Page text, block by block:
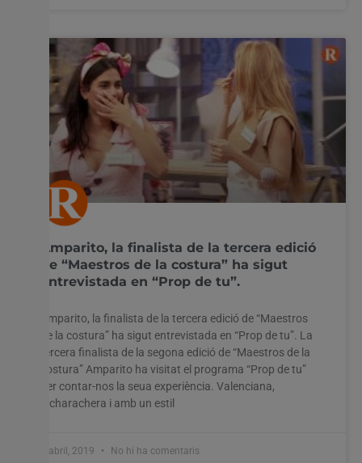
Amparito, la finalista de la tercera edició
de “Maestros de la costura” ha sigut
entrevistada en “Prop de tu”.
Amparito, la finalista de la tercera edició de “Maestros
de la costura” ha sigut entrevistada en “Prop de tu”. La
tercera finalista de la segona edició de “Maestros de la
costura” Amparito ha visitat el programa “Prop de tu”
per contar-nos la seua experiència. Valenciana,
dicharachera i amb un estil
2 abril, 2019 No hi ha comentaris